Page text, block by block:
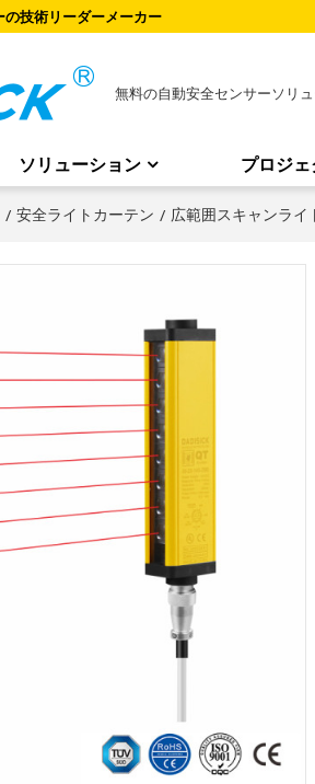
技術リーダーメーカー
無料の自動安全センサーソリ
ソリューション プロジェ
/ 安全ライトカーテン / 広範囲スキャンラ